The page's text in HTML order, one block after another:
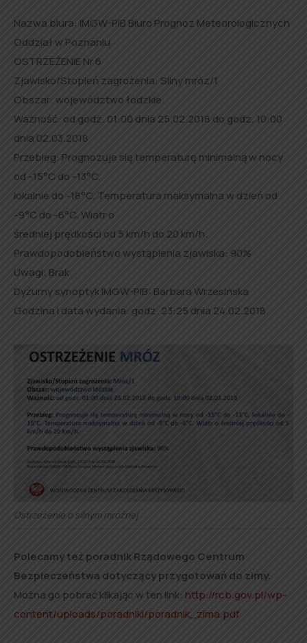
Nazwa biura: IMGW-PIB Biuro Prognoz Meteorologicznych
Oddział w Poznaniu
OSTRZEŻENIE Nr 6
Zjawisko/Stopień zagrożenia: Silny mróz/1
Obszar: województwo łódzkie
Ważność: od godz. 01:00 dnia 25.02.2018 do godz. 10:00
dnia 02.03.2018
Przebieg: Prognozuje się temperaturę minimalną w nocy
od -15°C do -13°C,
lokalnie do -18°C. Temperatura maksymalna w dzień od
-9°C do -6°C. Wiatr o
średniej prędkości od 5 km/h do 20 km/h.
Prawdopodobieństwo wystąpienia zjawiska: 90%
Uwagi: Brak.
Dyżurny synoptyk IMGW-PIB: Barbara Wrzesińska
Godzina i data wydania: godz. 23:25 dnia 24.02.2018
Ostrzeżenie o silnym mroźnej
Polecamy też poradnik Rządowego Centrum
Bezpieczeństwa dotyczący przygotowań do zimy.
Można go pobrać klikając w ten link: http://rcb.gov.pl/wp-
content/uploads/poradniki/poradnik_zima.pdf